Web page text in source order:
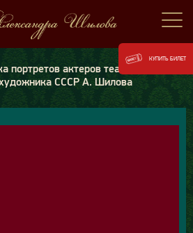
портретов актеров театра и кино в
СССР А. Шилова
КУПИТЬ БИЛЕТ